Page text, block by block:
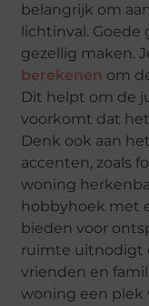
belangrijk om
lichtinval.
gezellig maken.
berekenen om
Dit helpt om de
voorkomt dat
Denk ook aan
accenten, zoals
woning
hobbyhoek met
bieden voor
ruimte uitnodigt
vrienden en
woning een plek